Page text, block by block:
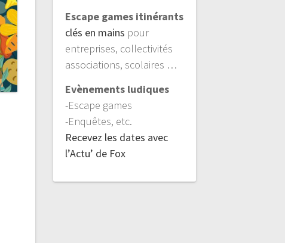
Escape games itinérants
clés en mains pour
entreprises, collectivités
associations, scolaires …
Evènements ludiques
-Escape games
-Enquêtes, etc.
Recevez les dates avec
l’Actu’ de Fox